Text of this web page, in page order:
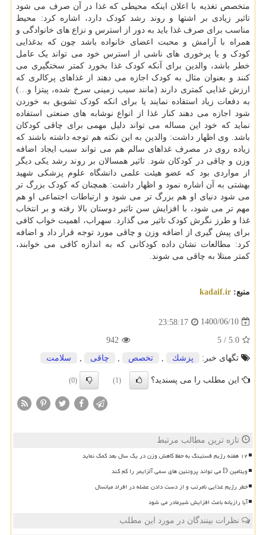
متخصص تغذیه با اعلان اینکه محیطی که غذا در آن صرف می شود
تاثیر زیادی بر اشتها و روند رشد کودک دارد، اشاره کرد: محیط
مناسب برای صرف غذا باید به دور از استرس و نزاع های خانوادگی و
همراه با آرامش و محبت اعضای خانواده باشد چون که بدغذایی
کودک و یا پرخوری های ناشی از استرس خود می تواند یک عامل
خطر باشد، والدین برای آنکه کودک غذا بخورد کمتر سختگیری می
کنند و بعنوان مثال به کودک اجازه می دهند از غذاهای پرکالری که
ارزش غذایی کمتری دارند (مانند سیب زمینی سرخ شده، پیتزا و…)
به دفعات زیاد استفاده نمایند یا برای انکه کودک تشویق به خوردن
شود اجازه می دهند کنار غذا از انواع نوشابه های صنعتی استفاده
نماید که خود این مساله می تواند دلیل مهمی برای چاقی کودکان
باشد. وی اظهار داشت: والدین به این نکته هم توجه داشته باشند که
زیاده روی در مصرف غذاهای سالم هم می تواند سبب ایجاد اضافه
وزن و چاقی در کودکان شود. تاثیر همسالان بر روند رشد یکی دیگر
از مواردی بود که عضو هیئت علمی دانشگاه علوم پزشکی شهید
بهشتی به آن اشاره نمود و اظهار داشت: همچنان که کودک بزرگ تر
می شود دنیای او هم بزرگ تر می شود و ارتباطات اجتماعی او هم
مهم تر می شود، با افزایش سن تاثیر دوستان بالا رفته و بر انتخاب
غذا و طرز نگرش کودک تاثیر می گذارد. سهراب، اهمیت خواب کافی
برای پیش گیری از اضافه وزن و چاقی مورد توجه قرار داد و اضافه
کرد: مطالعات نشان داده کودکانی که به اندازه کافی می خوابند،
کمتر مبتلا به چاقی می شوند.
منبع: kadaif.ir
1400/06/10
23:58:17
5.0
/
5
942
تگهای خبر:
پزشك تخصص چاقی سلامت
این مطلب را می پسندید؟ (1)
(0)
تازه ترین مطالب مرتبط
۱۲ هفته رژیم فستینگ به حفظ کاهش وزن در یک سال بعد کمک نماید
ویتامین D می تواند پروتئین های سمی آلزایمر را کم کند
خطر رژیم غذایی نامرتب و از دست دادن عضله در افراد میانسال
آیا رازیانه باعث افزایش شیرمادر می شود
نظرات بینندگان در مورد این مطلب